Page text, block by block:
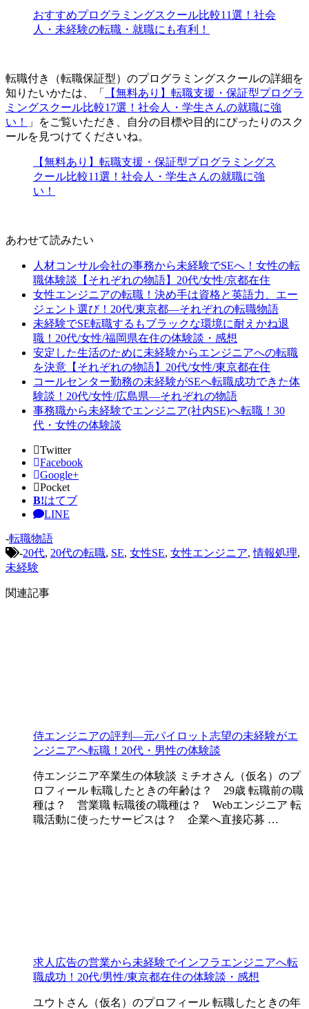
おすすめプログラミングスクール比較11選！社会
人・未経験の転職・就職にも有利！
転職付き（転職保証型）のプログラミングスクールの詳細を
知りたいかたは、「
【無料あり】転職支援・保証型プログラ
ミングスクール比較17選！社会人・学生さんの就職に強
い！
」をご覧いただき、自分の目標や目的にぴったりのスク
ールを見つけてくださいね。
【無料あり】転職支援・保証型プログラミングス
クール比較11選！社会人・学生さんの就職に強
い！
あわせて読みたい
人材コンサル会社の事務から未経験でSEへ！女性の転
職体験談【それぞれの物語】20代/女性/京都在住
女性エンジニアの転職！決め手は資格と英語力、エー
ジェント選び！20代/東京都―それぞれの転職物語
未経験でSE転職するもブラックな環境に耐えかね退
職！20代/女性/福岡県在住の体験談・感想
安定した生活のために未経験からエンジニアへの転職
を決意【それぞれの物語】20代/女性/東京都在住
コールセンター勤務の未経験がSEへ転職成功できた体
験談！20代/女性/広島県―それぞれの物語
事務職から未経験でエンジニア(社内SE)へ転職！30
代・女性の体験談
Twitter
Facebook
Google+
Pocket
B!はてブ
LINE
-転職物語
-20代, 20代の転職, SE, 女性SE, 女性エンジニア,情報処理,
未経験
関連記事
侍エンジニアの評判―元パイロット志望の未経験がエ
ンジニアへ転職！20代・男性の体験談
侍エンジニア卒業生の体験談 ミチオさん（仮名）のプ
ロフィール 転職したときの年齢は？ 29歳 転職前の職
種は？ 営業職 転職後の職種は？ Webエンジニア 転
職活動に使ったサービスは？ 企業へ直接応募 …
求人広告の営業から未経験でインフラエンジニアへ転
職成功！20代/男性/東京都在住の体験談・感想
ユウトさん（仮名）のプロフィール 転職したときの年